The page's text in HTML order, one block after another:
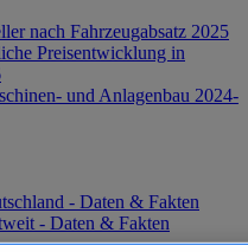
nach Fahrzeugabsatz 2025
Preisentwicklung in
und Anlagenbau 2024-
- Daten & Fakten
- Daten & Fakten